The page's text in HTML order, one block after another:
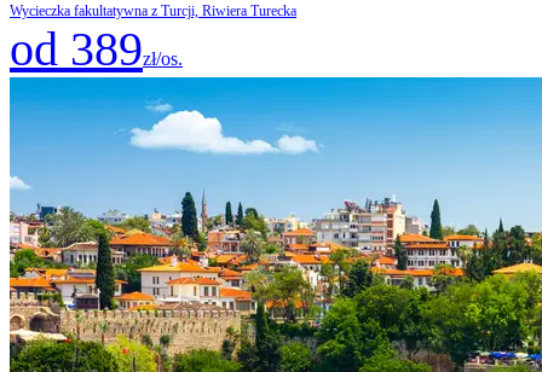
Wycieczka fakultatywna z Turcji, Riwiera Turecka
od 389zł/os.